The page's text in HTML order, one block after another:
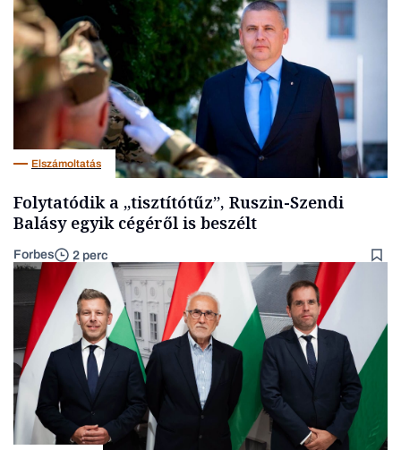
Elszámoltatás
Folytatódik a „tisztítótűz”, Ruszin-Szendi
Balásy egyik cégéről is beszélt
Forbes 2 perc